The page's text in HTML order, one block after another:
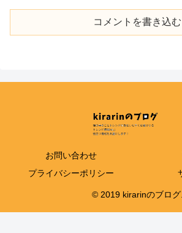
コメントを書き込む
お問い合わせ
プライバシーポリシー
© 2019 kirarinのブログ.